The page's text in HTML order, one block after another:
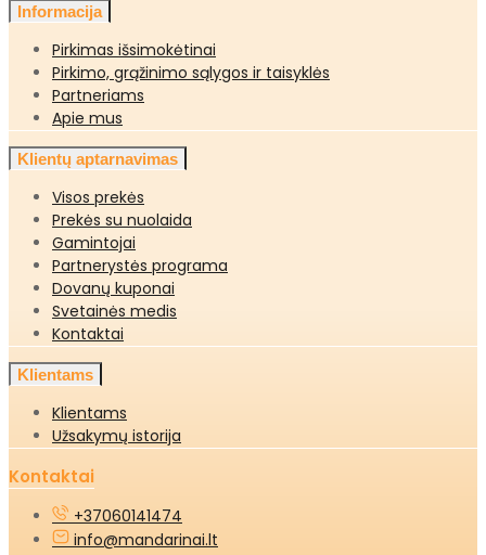
Informacija
Pirkimas išsimokėtinai
Pirkimo, grąžinimo sąlygos ir taisyklės
Partneriams
Apie mus
Klientų aptarnavimas
Visos prekės
Prekės su nuolaida
Gamintojai
Partnerystės programa
Dovanų kuponai
Svetainės medis
Kontaktai
Klientams
Klientams
Užsakymų istorija
Kontaktai
+37060141474
info@mandarinai.lt